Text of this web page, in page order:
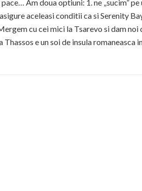
Am doua optiuni: 1. ne „sucim”
aceleasi conditii ca si Serenity
cu cei mici la Tsarevo si dam
Thassos e un soi de insula